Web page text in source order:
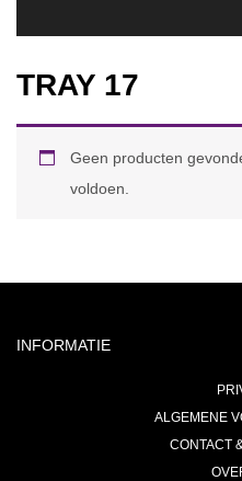
TRAY 17
Geen producten
voldoen.
INFORMATIE
ALGEMENE
CONTACT